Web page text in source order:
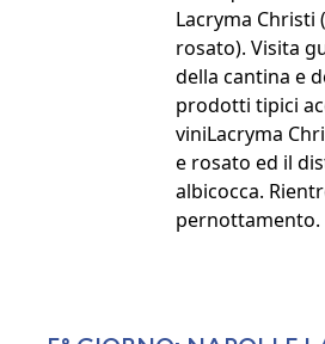
Lacryma Christi
rosato). Visita
della cantina e
prodotti tipici
viniLacryma
e rosato ed il
albicocca.
pernottamento.